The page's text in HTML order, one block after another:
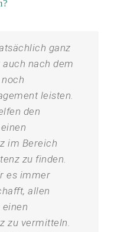
ganz
nach dem
leisten.
den
im Bereich
zu finden.
es immer
allen
einen
zu vermitteln.